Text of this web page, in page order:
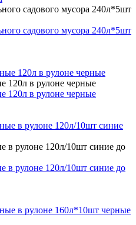
садового мусора 240л*5шт
садового мусора 240л*5шт
120л в рулоне черные
120л в рулоне черные
в рулоне 120л/10шт синие до
в рулоне 120л/10шт синие до